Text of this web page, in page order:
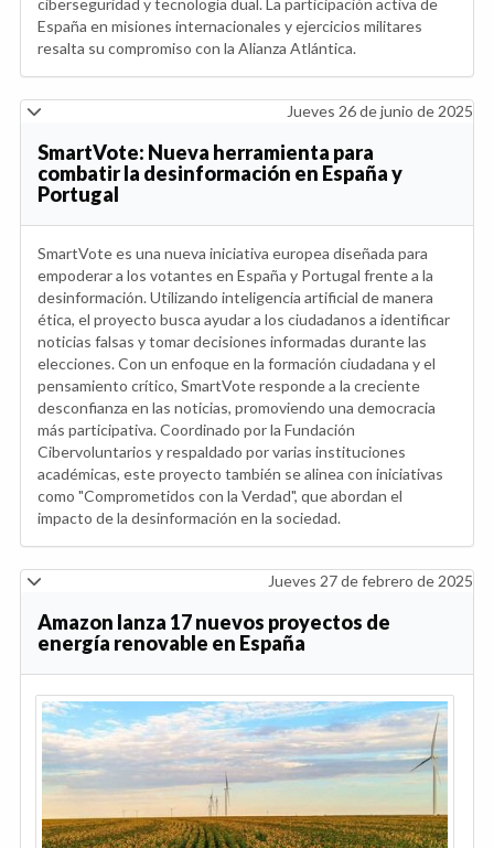
ciberseguridad y tecnología dual. La participación activa de
España en misiones internacionales y ejercicios militares
resalta su compromiso con la Alianza Atlántica.
Jueves 26 de junio de 2025
SmartVote: Nueva herramienta para
combatir la desinformación en España y
Portugal
SmartVote es una nueva iniciativa europea diseñada para
empoderar a los votantes en España y Portugal frente a la
desinformación. Utilizando inteligencia artificial de manera
ética, el proyecto busca ayudar a los ciudadanos a identificar
noticias falsas y tomar decisiones informadas durante las
elecciones. Con un enfoque en la formación ciudadana y el
pensamiento crítico, SmartVote responde a la creciente
desconfianza en las noticias, promoviendo una democracia
más participativa. Coordinado por la Fundación
Cibervoluntarios y respaldado por varias instituciones
académicas, este proyecto también se alinea con iniciativas
como "Comprometidos con la Verdad", que abordan el
impacto de la desinformación en la sociedad.
Jueves 27 de febrero de 2025
Amazon lanza 17 nuevos proyectos de
energía renovable en España